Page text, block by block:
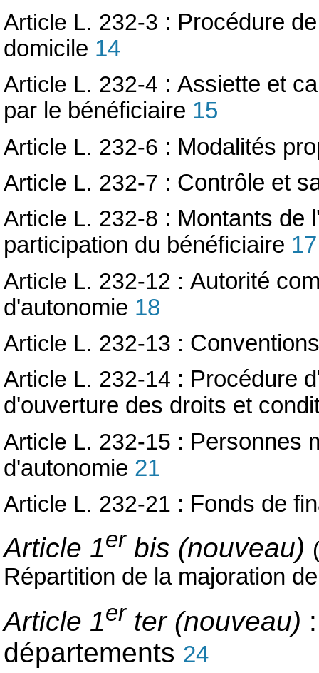
Article L. 232-3 : Procédure
domicile 14
Article L. 232-4 : Assiette et
par le bénéficiaire 15
Article L. 232-6 : Modalités
Article L. 232-7 : Contrôle et
Article L. 232-8 : Montants de
participation du bénéficiaire 17
Article L. 232-12 : Autorité
d'autonomie 18
Article L. 232-13 :
Article L. 232-14 : Procédure
d'ouverture des droits et
Article L. 232-15 : Personnes
d'autonomie 21
Article L. 232-21 : Fonds de
Article 1er bis (nouveau)
Répartition de la majoration
Article 1er ter (nouveau)
départements 24